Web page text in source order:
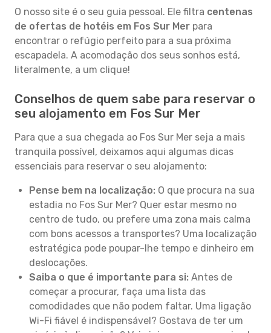
O nosso site é o seu guia pessoal. Ele filtra centenas
de ofertas de hotéis em Fos Sur Mer para
encontrar o refúgio perfeito para a sua próxima
escapadela. A acomodação dos seus sonhos está,
literalmente, a um clique!
Conselhos de quem sabe para reservar o
seu alojamento em Fos Sur Mer
Para que a sua chegada ao Fos Sur Mer seja a mais
tranquila possível, deixamos aqui algumas dicas
essenciais para reservar o seu alojamento:
Pense bem na localização: O que procura na sua
estadia no Fos Sur Mer? Quer estar mesmo no
centro de tudo, ou prefere uma zona mais calma
com bons acessos a transportes? Uma localização
estratégica pode poupar-lhe tempo e dinheiro em
deslocações.
Saiba o que é importante para si: Antes de
começar a procurar, faça uma lista das
comodidades que não podem faltar. Uma ligação
Wi-Fi fiável é indispensável? Gostava de ter um